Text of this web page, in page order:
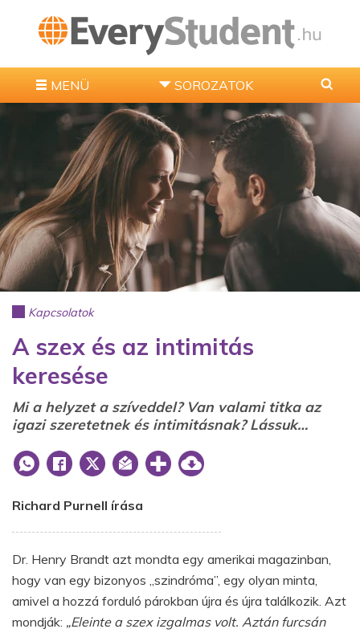
MENÜ SOROZATOK
Kapcsolatok
A szex és az intimitás
keresése
Mi a helyzet a szíveddel? Van valami titka az
igazi szeretetnek és intimitásnak? Lássuk…
Richard Purnell írása
Dr. Henry Brandt azt mondta egy amerikai magazinban,
hogy van egy bizonyos „szindróma”, egy olyan minta,
amivel a hozzá forduló párokban újra és újra találkozik. Azt
mondják: „Eleinte a szex izgalmas volt. Aztán furcsán